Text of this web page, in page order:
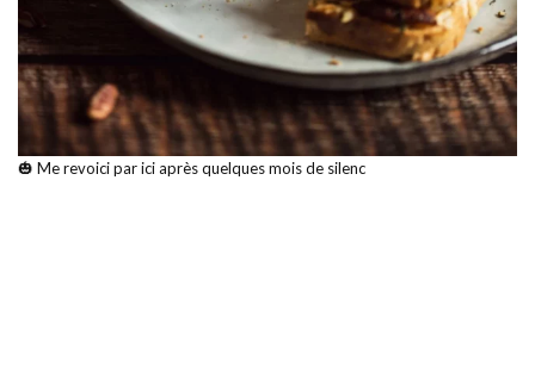
🎃 Me revoici par ici après quelques mois de silenc